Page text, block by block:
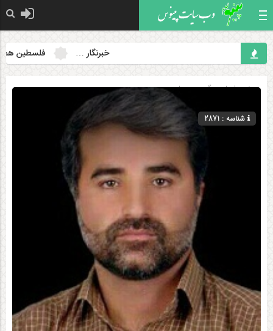
خبرنگار … فلسطین
صفحه اصلی» گروه »سیاسی
شناسه : 2871